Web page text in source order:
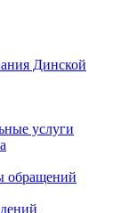
Динской
услуги
обращений